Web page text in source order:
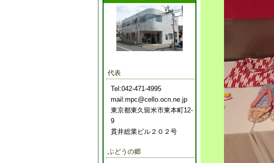
代表
Tel:042-471-4995
mail:mpc@cello.ocn.ne.jp
東京都東久留米市東本町12-
9
貫井総業ビル２０２号
ぶどうの郷